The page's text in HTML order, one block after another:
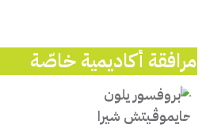
مرافقة أكاديمية خاصّة